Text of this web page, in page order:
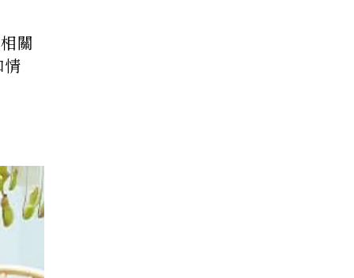
關
情